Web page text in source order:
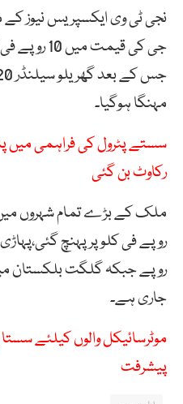
نجی ٹی وی ایکسپریس نیوز کے
جی کی قیمت
مہنگا ہوگیا۔
سستے پٹرول کی فراہمی میں
رکاوٹ بن گئی
جاری ہے۔
موٹرسائیکل والوں کیلئے
پیشرفت